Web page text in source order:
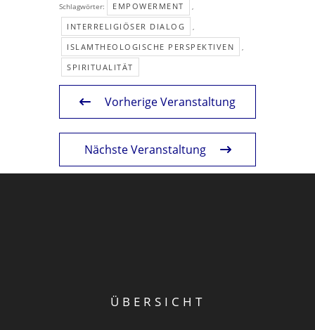
Schlagwörter: EMPOWERMENT ,
INTERRELIGIÖSER DIALOG ,
ISLAMTHEOLOGISCHE PERSPEKTIVEN ,
SPIRITUALITÄT
Vorherige Veranstaltung
Nächste Veranstaltung
ÜBERSICHT